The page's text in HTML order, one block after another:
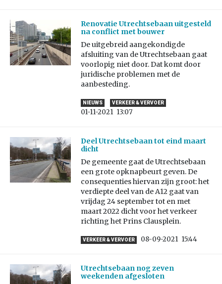
Renovatie Utrechtsebaan uitgesteld
na conflict met bouwer
De uitgebreid aangekondigde
afsluiting van de Utrechtsebaan gaat
voorlopig niet door. Dat komt door
juridische problemen met de
aanbesteding.
NIEUWS VERKEER & VERVOER
01-11-2021 13:07
Deel Utrechtsebaan tot eind maart
dicht
De gemeente gaat de Utrechtsebaan
een grote opknapbeurt geven. De
consequenties hiervan zijn groot: het
verdiepte deel van de A12 gaat van
vrijdag 24 september tot en met
maart 2022 dicht voor het verkeer
richting het Prins Clausplein.
VERKEER & VERVOER 08-09-2021 15:44
Utrechtsebaan nog zeven
weekenden afgesloten